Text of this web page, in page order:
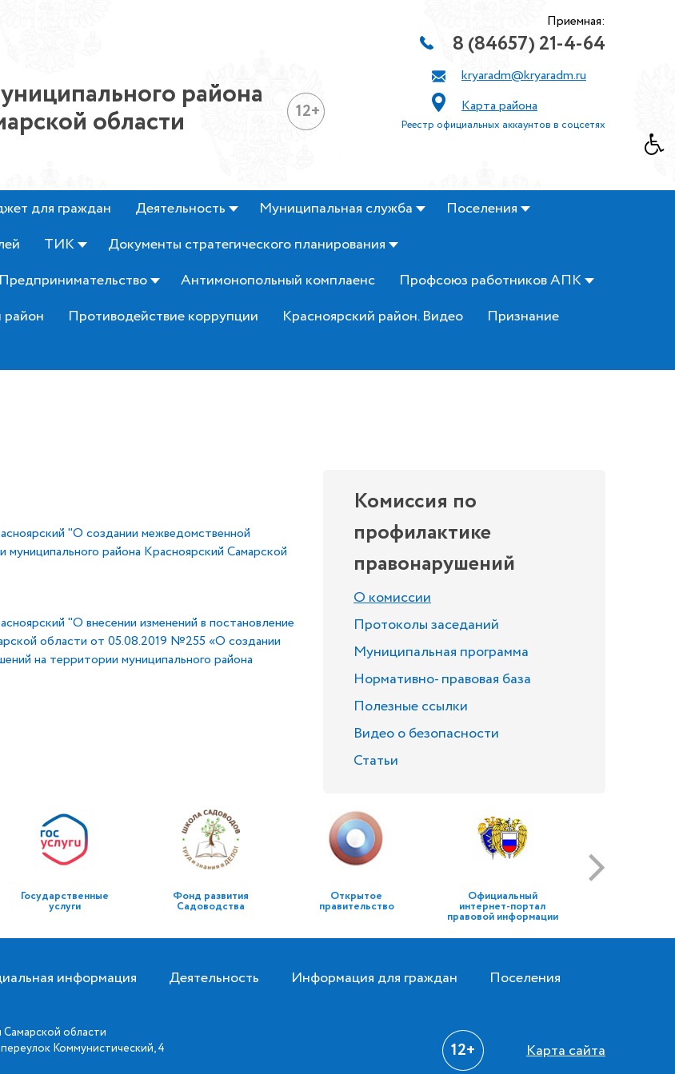
района
области 12+
Приемная:
8 (84657) 21-4-64
kryaradm@kryaradm.ru
Карта района
Реестр официальных аккаунтов в соцсетях
для граждан Деятельность Муниципальная служба
Поселения
ТИК
Документы стратегического планирования
Предпринимательство Антимонопольный комплаенс
Профсоюз работников АПК
район Противодействие коррупции Красноярский район. Видео
Признание
"О создании межведомственной
района Красноярский Самарской
"О внесении изменений в постановление
области от 05.08.2019 №255 «О создании
на территории муниципального района
Комиссия по
профилактике
правонарушений
О комиссии
Протоколы заседаний
Муниципальная программа
Нормативно- правовая база
Полезные ссылки
Видео о безопасности
Статьи
Государственные
услуги
Фонд развития
Садоводства
Открытое
правительство
Официальный
интернет-портал
правовой информации
информация Деятельность Информация для граждан Поселения
области
Коммунистический, 4
12+ Карта сайта